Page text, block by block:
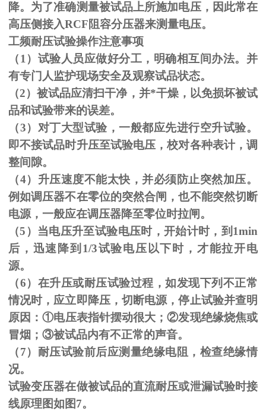
降。为了准确测量被试品上所施加电压，因此常在
高压侧接入RCF阻容分压器来测量电压。
工频耐压试验操作注意事项
（1 ）试验人员应做好分工，明确相互间办法。并
有专门人监护现场安全及观察试品状态。
（2）被试品应清扫干净，并*干燥，以免损坏被试
品和试验带来的误差。
（3）对丁大型试验，一般都应先进行空升试验。
即不接试品时升压至试验电压，校对各种表计，调
整间隙。
（4）升压速度不能太快，并必须防止突然加压。
例如调压器不在零位的突然合闸，也不能突然切断
电源，一般应在调压器降至零位时拉闸。
（5 ）当电压升至试验电压时，开始计时，到 1min
后，迅速降到 1/3试验电压以下时，才能拉开电
源。
（6）在升压或耐压试验过程，如发现下列不正常
情况时，应立即降压，切断电源，停止试验并查明
原因：①电压表指针摆动很大；②发现绝缘烧焦或
冒烟； ③被试品内有不正常的声音。
（7）耐压试验前后应测量绝缘电阻，检查绝缘情
况。
试验变压器在做被试品的直流耐压或泄漏试验时接
线原理图如图7。